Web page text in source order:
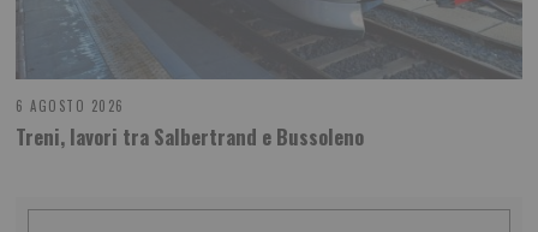
6 AGOSTO 2026
Treni, lavori tra Salbertrand e Bussoleno